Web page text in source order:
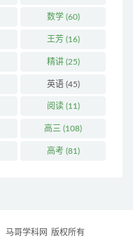
数学(60)
王芳(16)
精讲(25)
英语(45)
阅读(11)
高三 (108)
高考(81)
马哥学科网 版权所有